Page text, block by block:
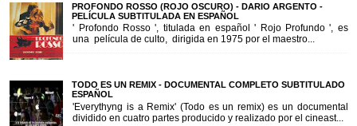
PROFONDO ROSSO (ROJO OSCURO) - DARIO ARGENTO -
PELÍCULA SUBTITULADA EN ESPAÑOL
' Profondo Rosso ', titulada en español ' Rojo Profundo ', es
una película de culto, dirigida en 1975 por el maestro...
TODO ES UN REMIX - DOCUMENTAL COMPLETO SUBTITULADO
ESPAÑOL
'Everythyng is a Remix' (Todo es un remix) es un documental
dividido en cuatro partes producido y realizado por el cineast...